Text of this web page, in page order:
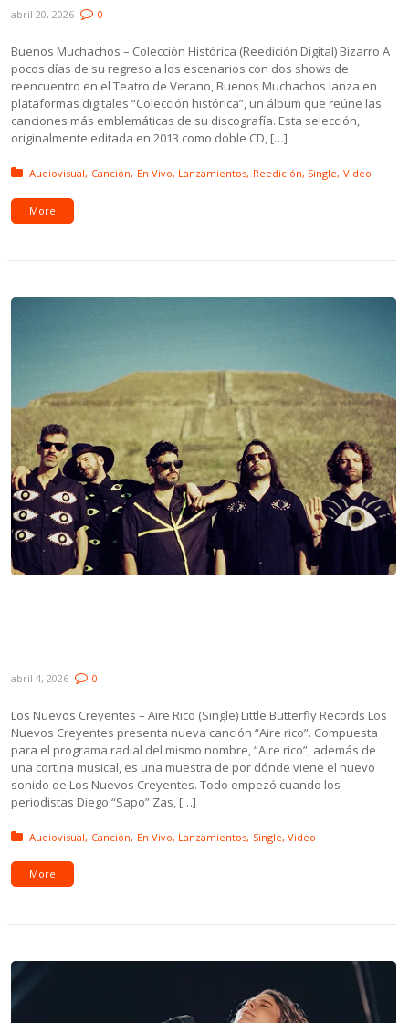
abril 20, 2026 0
Buenos Muchachos – Colección Histórica (Reedición Digital) Bizarro A
pocos días de su regreso a los escenarios con dos shows de
reencuentro en el Teatro de Verano, Buenos Muchachos lanza en
plataformas digitales “Colección histórica”, un álbum que reúne las
canciones más emblemáticas de su discografía. Esta selección,
originalmente editada en 2013 como doble CD, […]
Posted in:
Audiovisual Canción En Vivo Lanzamientos Reedición Single Video
More
abril 4, 2026 0
Los Nuevos Creyentes – Aire Rico (Single) Little Butterfly Records Los
Nuevos Creyentes presenta nueva canción “Aire rico”. Compuesta
para el programa radial del mismo nombre, “Aire rico”, además de
una cortina musical, es una muestra de por dónde viene el nuevo
sonido de Los Nuevos Creyentes. Todo empezó cuando los
periodistas Diego “Sapo” Zas, […]
Posted in:
Audiovisual Canción En Vivo Lanzamientos Single Video
More